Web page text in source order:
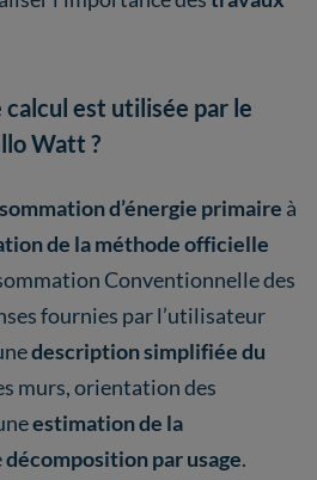
est utilisée par le
Watt ?
d’énergie primaire à
de la méthode officielle
Conventionnelle des
fournies par l’utilisateur
description simplifiée du
murs, orientation des
estimation de la
décomposition par usage.